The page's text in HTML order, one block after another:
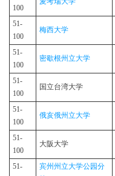
100
51-
100
梅西大学
51-
100
密歇根州立大学
51-
100
国立台湾大学
51-
100
俄亥俄州立大学
51-
100
大阪大学
51-
宾州州立大学公园分